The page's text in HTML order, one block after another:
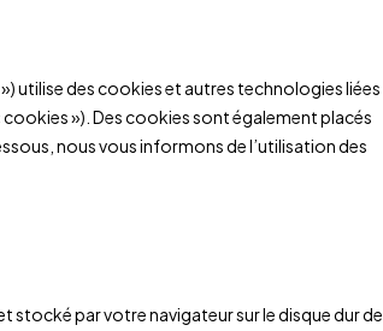
utilise des cookies et autres technologies liées
»). Des cookies sont également placés
nous vous informons de l’utilisation des
stocké par votre navigateur sur le disque dur de